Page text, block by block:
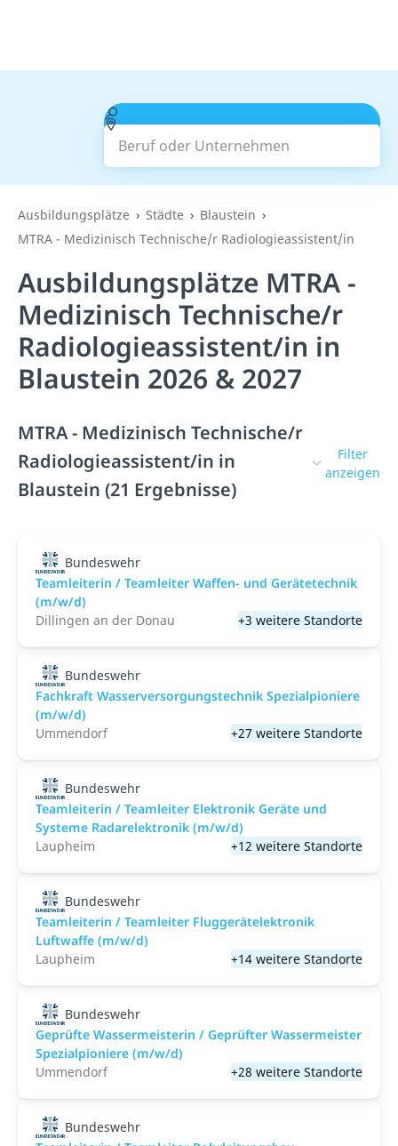
Beruf oder Unternehmen
Suchen
Ausbildungsplätze Städte
Blaustein
MTRA - Medizinisch Technische/r Radiologieassistent/in
Ausbildungsplätze MTRA -
Medizinisch Technische/r
Radiologieassistent/in in
Blaustein 2026 & 2027
MTRA - Medizinisch Technische/r
Radiologieassistent/in in
Blaustein (21 Ergebnisse)
Filter
anzeigen
Bundeswehr
Teamleiterin / Teamleiter Waffen- und Gerätetechnik
(m/w/d)
Dillingen an der Donau
+3 weitere Standorte
Bundeswehr
Fachkraft Wasserversorgungstechnik Spezialpioniere
(m/w/d)
Ummendorf
+27 weitere Standorte
Bundeswehr
Teamleiterin / Teamleiter Elektronik Geräte und
Systeme Radarelektronik (m/w/d)
Laupheim
+12 weitere Standorte
Bundeswehr
Teamleiterin / Teamleiter Fluggerätelektronik
Luftwaffe (m/w/d)
Laupheim
+14 weitere Standorte
Bundeswehr
Geprüfte Wassermeisterin / Geprüfter Wassermeister
Spezialpioniere (m/w/d)
Ummendorf
+28 weitere Standorte
Bundeswehr